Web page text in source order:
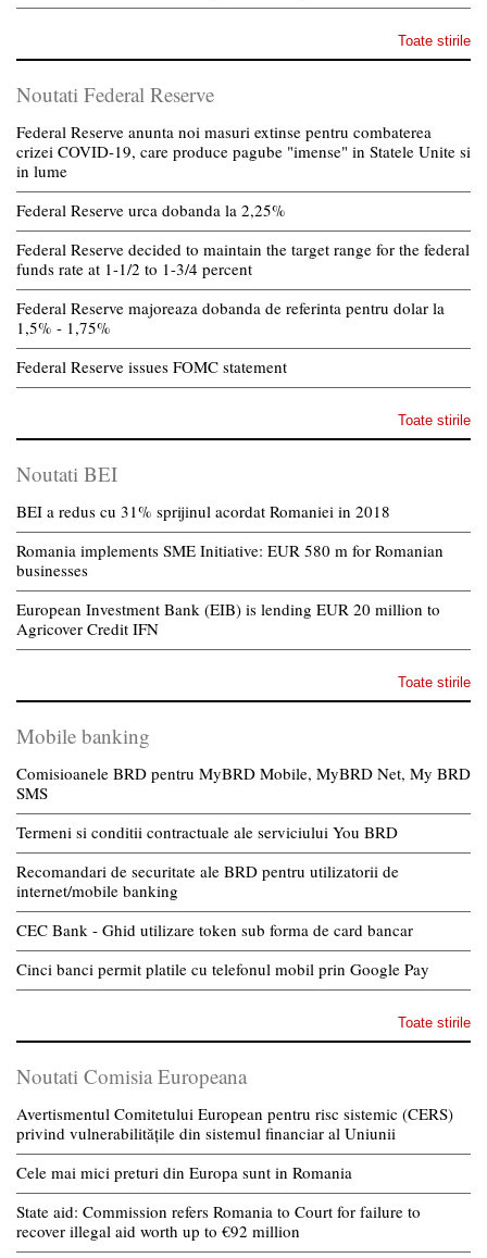
Toate stirile
Noutati Federal Reserve
Federal Reserve anunta noi masuri extinse pentru combaterea
crizei COVID-19, care produce pagube "imense" in Statele Unite si
in lume
Federal Reserve urca dobanda la 2,25%
Federal Reserve decided to maintain the target range for the federal
funds rate at 1-1/2 to 1-3/4 percent
Federal Reserve majoreaza dobanda de referinta pentru dolar la
1,5% - 1,75%
Federal Reserve issues FOMC statement
Toate stirile
Noutati BEI
BEI a redus cu 31% sprijinul acordat Romaniei in 2018
Romania implements SME Initiative: EUR 580 m for Romanian
businesses
European Investment Bank (EIB) is lending EUR 20 million to
Agricover Credit IFN
Toate stirile
Mobile banking
Comisioanele BRD pentru MyBRD Mobile, MyBRD Net, My BRD
SMS
Termeni si conditii contractuale ale serviciului You BRD
Recomandari de securitate ale BRD pentru utilizatorii de
internet/mobile banking
CEC Bank - Ghid utilizare token sub forma de card bancar
Cinci banci permit platile cu telefonul mobil prin Google Pay
Toate stirile
Noutati Comisia Europeana
Avertismentul Comitetului European pentru risc sistemic (CERS)
privind vulnerabilitățile din sistemul financiar al Uniunii
Cele mai mici preturi din Europa sunt in Romania
State aid: Commission refers Romania to Court for failure to
recover illegal aid worth up to €92 million